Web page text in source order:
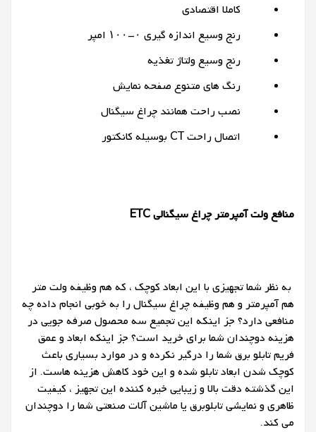
کاملا اقتصادی
رنج وسیع اندازه گیری ۰-۱۰۰ امپر
رنج وسیع ولتاژ تغذیه
رنگ های متنوع صفحه نمایش
نصب راحت همانند چراغ سیگنال
اتصال راحت CT بوسیله کانکتور
منافع ولت آمپرمتر چراغ سیگنالی ETC
به نظر شما تجهیزی با این ابعاد کوچک ، که هم وظیفه ولت متر
هم آمپرمتر و هم وظیفه چراغ سیگنال را به خوبی انجام داده چه
منافعی دارد؟ جز اینکه این تجمیع سه محصول صرفه جویی در
هزینه دوچندان شما برای خرید است؟ جز اینکه ابعاد و عمق
فریم تابلو برق شما را درگیر نکرده و در موارد بسیاری باعث
کوچک شدن ابعاد تابلو شده و این خود کاهش هزینه هاست. از
این گذشته دقت بالا و زیبایی خیره کننده این تجهیز ، کیفیت
ظاهری و نمایشی تابلوبرق یا ماشین آلات صنعتی شما را دوچندان
می کند.